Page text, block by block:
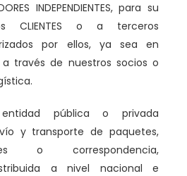
INDEPENDIENTES, para su
CLIENTES o a terceros
por ellos, ya sea en
través de nuestros socios o
pública o privada
y transporte de paquetes,
o correspondencia,
a nivel nacional e